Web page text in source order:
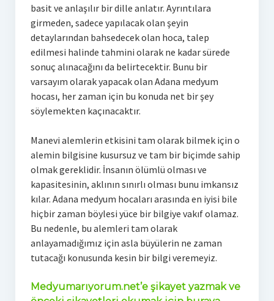
basit ve anlaşılır bir dille anlatır. Ayrıntılara
girmeden, sadece yapılacak olan şeyin
detaylarından bahsedecek olan hoca, talep
edilmesi halinde tahmini olarak ne kadar sürede
sonuç alınacağını da belirtecektir. Bunu bir
varsayım olarak yapacak olan Adana medyum
hocası, her zaman için bu konuda net bir şey
söylemekten kaçınacaktır.
Manevi alemlerin etkisini tam olarak bilmek için o
alemin bilgisine kusursuz ve tam bir biçimde sahip
olmak gereklidir. İnsanın ölümlü olması ve
kapasitesinin, aklının sınırlı olması bunu imkansız
kılar. Adana medyum hocaları arasında en iyisi bile
hiçbir zaman böylesi yüce bir bilgiye vakıf olamaz.
Bu nedenle, bu alemleri tam olarak
anlayamadığımız için asla büyülerin ne zaman
tutacağı konusunda kesin bir bilgi veremeyiz.
Medyumarıyorum.net’e şikayet yazmak ve